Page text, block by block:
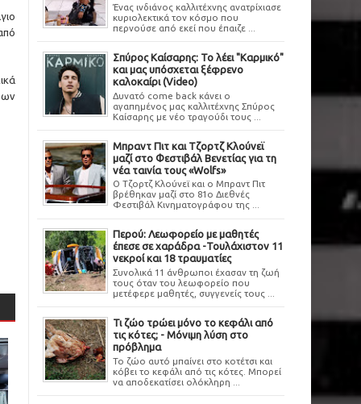
Ένας ινδιάνος καλλιτέχνης ανατρίχιασε
κυριολεκτικά τον κόσμο που
περνούσε από εκεί που έπαιζε ...
Σπύρος Καίσαρης: Το λέει "Καρμικό"
και μας υπόσχεται ξέφρενο
καλοκαίρι (Video)
Δυνατό come back κάνει ο
αγαπημένος μας καλλιτέχνης Σπύρος
Καίσαρης με νέο τραγούδι τους ...
Μπραντ Πιτ και Τζορτζ Κλούνεϊ
μαζί στο Φεστιβάλ Βενετίας για τη
νέα ταινία τους «Wolfs»
Ο Τζορτζ Κλούνεϊ και ο Μπραντ Πιτ
βρέθηκαν μαζί στο 81ο Διεθνές
Φεστιβάλ Κινηματογράφου της ...
Περού: Λεωφορείο με μαθητές
έπεσε σε χαράδρα -Τουλάχιστον 11
νεκροί και 18 τραυματίες
Συνολικά 11 άνθρωποι έχασαν τη ζωή
τους όταν του λεωφορείο που
μετέφερε μαθητές, συγγενείς τους ...
Τι ζώο τρώει μόνο το κεφάλι από
τις κότες; - Μόνιμη λύση στο
πρόβλημα
Το ζώο αυτό μπαίνει στο κοτέτσι και
κόβει το κεφάλι από τις κότες. Μπορεί
να αποδεκατίσει ολόκληρη ...